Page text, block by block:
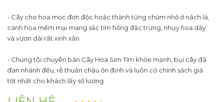
- Cây cho hoa mọc đơn độc hoặc thành từng chùm nhỏ ở nách lá,
cánh hoa mềm mại mang sắc tím hồng đặc trưng, nhụy hoa dày
và vươn dài rất xinh xắn.
- Chúng tôi chuyên bán Cây Hoa Sim Tím khỏe mạnh, bụi cây đã
đan nhánh đều, rễ thuần chậu ổn định và luôn có chính sách giá
tốt nhất cho khách lấy số lượng.